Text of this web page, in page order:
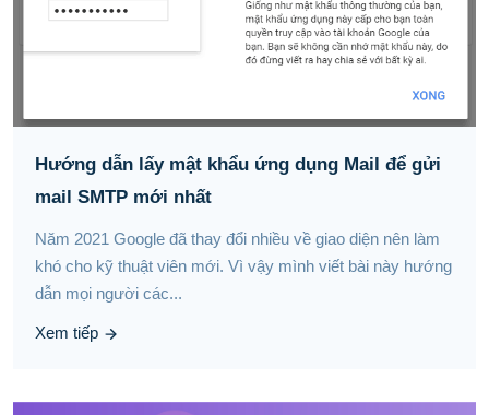
Hướng dẫn lấy mật khẩu ứng dụng Mail để gửi
mail SMTP mới nhất
Năm 2021 Google đã thay đổi nhiều về giao diện nên làm
khó cho kỹ thuật viên mới. Vì vậy mình viết bài này hướng
dẫn mọi người các...
Xem tiếp